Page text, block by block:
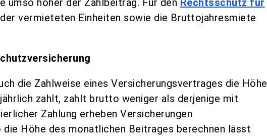
vermieteten Einheiten sowie die Bruttojahresmiete
die Zahlweise eines Versicherungsvertrages die Höhe
zahlt, zahlt brutto weniger als derjenige mit
Zahlung erheben Versicherungen
die Höhe des monatlichen Beitrages berechnen lässt